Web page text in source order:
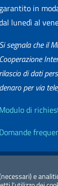
e
garantito in
lunedì al
Si segnala che il
Cooperazione
rilascio di dati
denaro per via
Info
Modulo di
Domande